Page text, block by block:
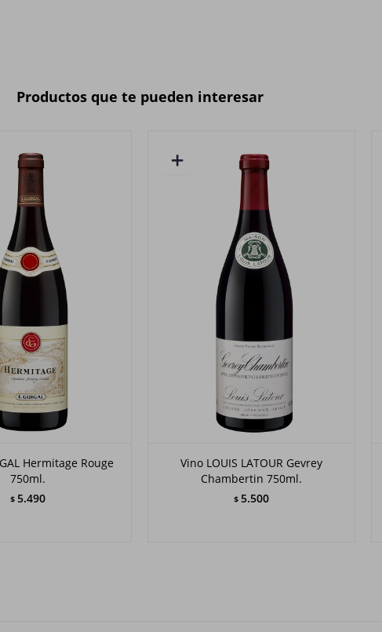
Productos que te pueden interesar
Hermitage Rouge
750ml.
$ 5.490
Vino LOUIS LATOUR Gevrey
Chambertin 750ml.
$ 5.500